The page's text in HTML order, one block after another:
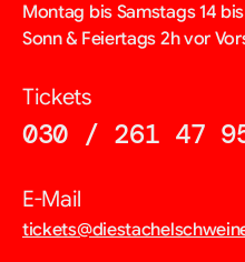
Montag bis Samstags 14
Sonn & Feiertags 2h vor
Tickets
030 / 261 47
E-Mail